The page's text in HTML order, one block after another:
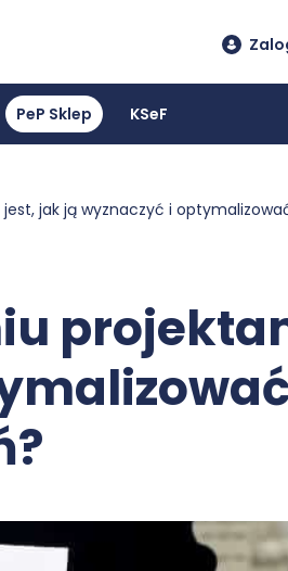
PeP Sklep KSeF
jak ją wyznaczyć i